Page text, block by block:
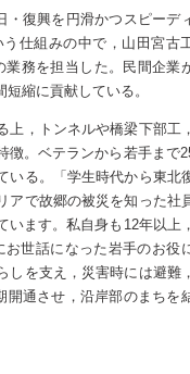
・復興を円滑かつスピーデ
仕組みの中で，山田宮古
業務を担当した。民間企業
縮に貢献している。
上，トンネルや橋梁下部工
徴。ベテランから若手まで
いる。「学生時代から東北
アで故郷の被災を知った社
います。私自身も12年以上
世話になった岩手のお役
しを支え，災害時には避難
開通させ，沿岸部のまちを